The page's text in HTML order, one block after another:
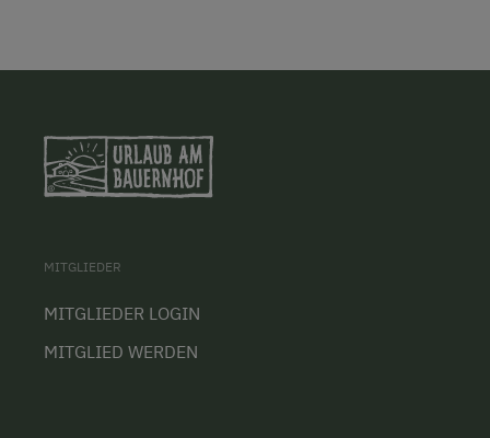
MITGLIEDER
MITGLIEDER LOGIN
MITGLIED WERDEN